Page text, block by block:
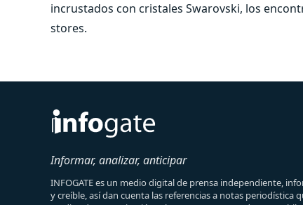
incrustados con cristales Swarovski, los
stores.
Informar, analizar, anticipar
INFOGATE es un medio digital de prensa independiente,
y creíble, así dan cuenta las referencias a notas periodística